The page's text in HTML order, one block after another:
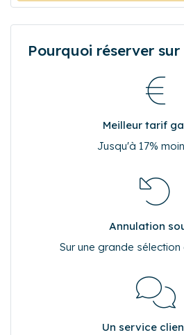
Pourquoi réserver sur
Meilleur tarif
Jusqu'à 17%
Annulation
Sur une grande
Un service